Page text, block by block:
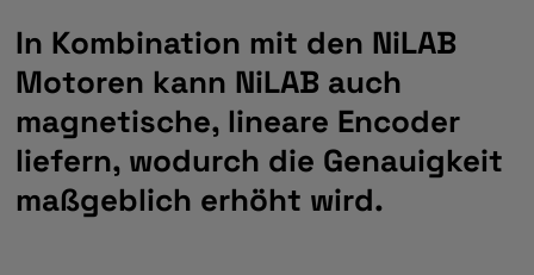
In Kombination mit den NiLAB
Motoren kann NiLAB auch
magnetische, lineare Encoder
liefern, wodurch die Genauigkeit
maßgeblich erhöht wird.